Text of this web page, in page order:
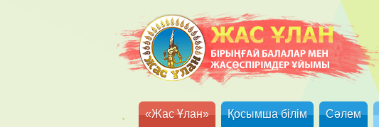
«Жас Ұлан» Қосымша білім Сәлем